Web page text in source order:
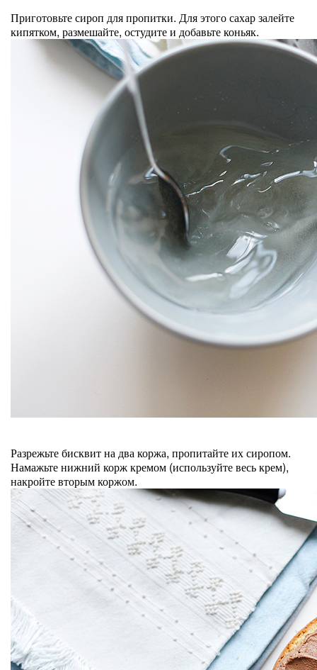
Приготовьте сироп для пропитки. Для этого сахар залейте
кипятком, размешайте, остудите и добавьте коньяк.
Разрежьте бисквит на два коржа, пропитайте их сиропом.
Намажьте нижний корж кремом (используйте весь крем),
накройте вторым коржом.